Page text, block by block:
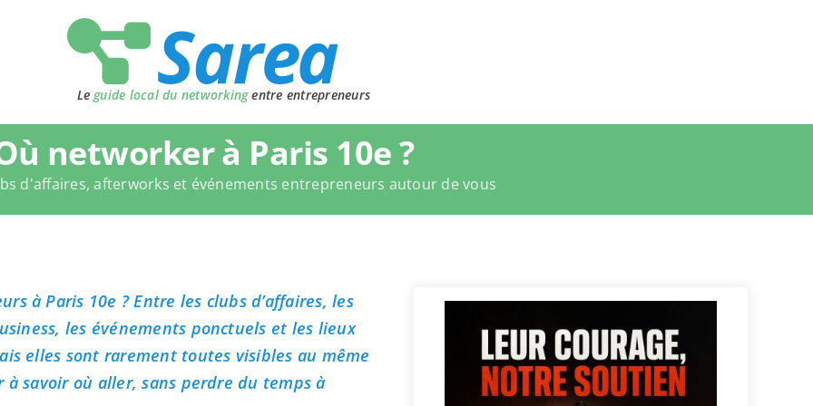
Le guide local du networkingentre entrepreneurs
networker à Paris 10e ?
d'affaires, afterworks et événements entrepreneurs autour de vous
à Paris 10e ? Entre les clubs d’affaires, les
les événements ponctuels et les lieux
elles sont rarement toutes visibles au même
savoir où aller, sans perdre du temps à